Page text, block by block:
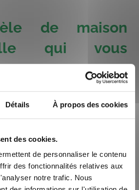
Détails À propos des cookies
des cookies.
de personnaliser le contenu
des fonctionnalités relatives aux
notre trafic. Nous
de maison
qui vous
propose un catalogue de plus
modèles de maison. Il y en a
ressemble.
la maison en intérieur
(3 ou 4 chambres, cuisine
sur le jardin) et en extérieur
menuiseries) en fonction de